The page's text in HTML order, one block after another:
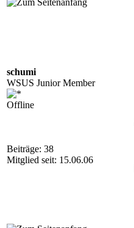
schumi
WSUS Junior Member
Offline
Beiträge: 38
Mitglied seit: 15.06.06